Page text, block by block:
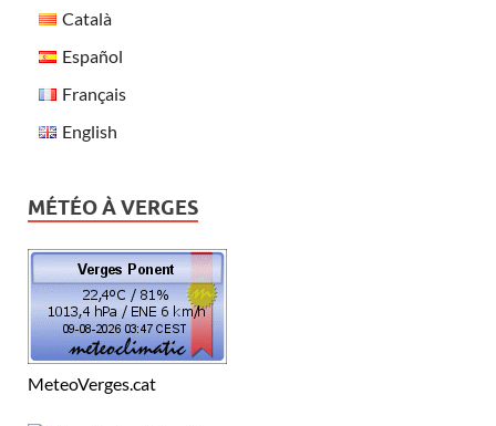
Català
Español
Français
English
MÉTÉO À VERGES
MeteoVerges.cat